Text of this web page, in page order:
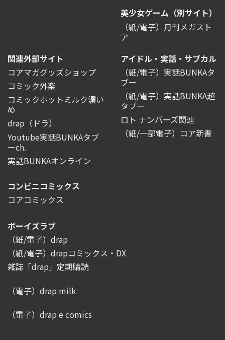
美少女ゲーム（別サイト）
（紙/電子）月刊メガスト
ア
関連外部サイト
コアマガグッズショップ
コミック外楽
コミックホットミルク濃い
め
drap（ドラ）
Youtube実話BUNKAタブ
ーch.
実話BUNKAオンライン
アイドル・実話・サブカル
（紙/電子）実話BUNKAタ
ブー
（紙/電子）実話BUNKA超
タブー
ロト ナンバーズ関連
（紙/一部電子）コア新書
コンビニコミックス
コアコミックス
ボーイズラブ
（紙/電子）drap
（紙/電子）drapコミックス・DX
雑誌「drap」定期購読
（電子）drap milk
（電子）drap e comics